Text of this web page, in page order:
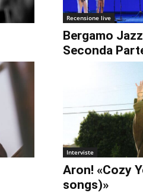
Recensione live
Bergamo
Seconda
Interviste
Aron! «Cozy
songs)»